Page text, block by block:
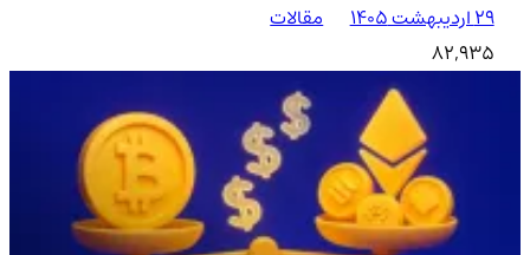
۲۹ اردیبهشت ۱۴۰۵
مقالات
82,935